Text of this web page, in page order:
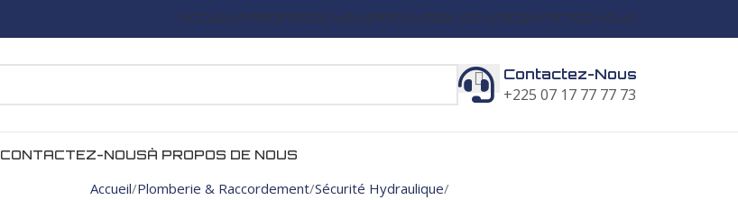
ACCUEILÀ PROPOS DE NOUSPRODUITSBLOGUERCONTACTEZ-NOUS
Contactez-Nous
+225 07 17 77 77 73
CONTACTEZ-NOUSÀ PROPOS DE NOUS
Accueil Plomberie & Raccordement Sécurité Hydraulique